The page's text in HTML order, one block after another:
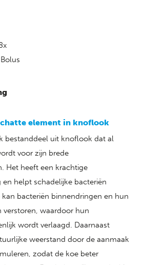
element in knoflook
bestanddeel uit knoflook dat al
voor zijn brede
Het heeft een krachtige
helpt schadelijke bacteriën
bacteriën binnendringen en hun
verstoren, waardoor hun
wordt verlaagd. Daarnaast
weerstand door de aanmaak
zodat de koe beter